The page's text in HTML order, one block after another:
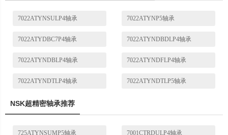
7022ATYNSULP4轴承 7022ATYNP5轴承
7022ATYDBC7P4轴承 7022ATYNDBDLP4轴承
7022ATYNDBLP4轴承 7022ATYNDFLP4轴承
7022ATYNDTLP4轴承 7022ATYNDTLP5轴承
NSK超精密轴承推荐
725ATYNSUMP5轴承 7001CTRDULP4轴承